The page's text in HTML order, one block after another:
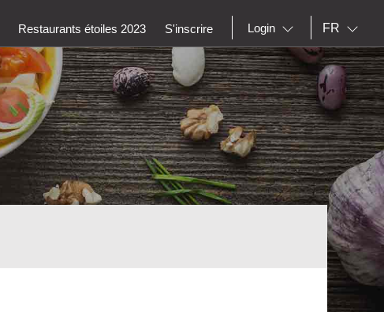
Restaurants étoiles 2023 S'inscrire Login FR